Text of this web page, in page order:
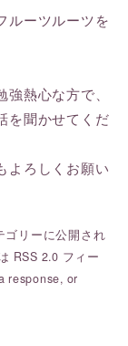
ルーツルーツを
熱心な方で、
を聞かせてくだ
よろしくお願い
ゴリーに公開され
RSS 2.0 フィー
response, or